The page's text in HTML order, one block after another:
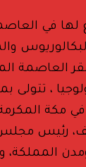
لها في
العاصمة
، تتولى
مكة
رئيس مجلس
ومدن